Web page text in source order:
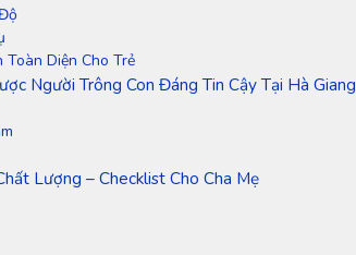
Toàn Diện Cho Trẻ
Người Trông Con Đáng Tin Cậy Tại Hà Giang
Lượng – Checklist Cho Cha Mẹ